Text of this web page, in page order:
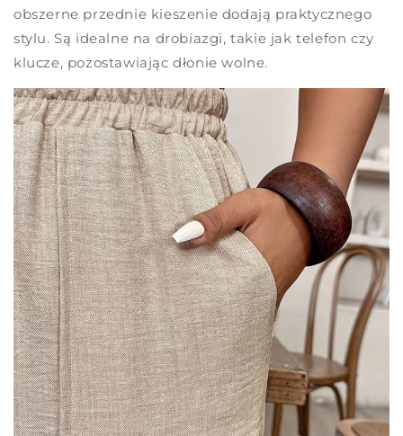
obszerne przednie kieszenie dodają praktycznego
stylu. Są idealne na drobiazgi, takie jak telefon czy
klucze, pozostawiając dłonie wolne.